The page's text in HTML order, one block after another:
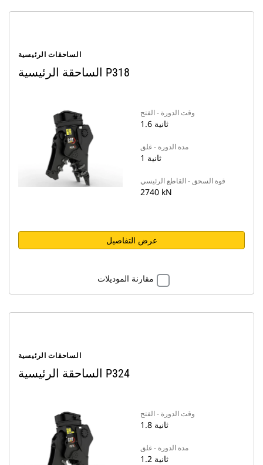
الساحقات الرئيسية
الساحقة الرئيسية P318
وقت الدورة - الفتح
1.6 ثانية
مدة الدورة - غلق
1 ثانية
قوة السحق - القاطع الرئيسي
2740 kN
عرض التفاصيل
مقارنة الموديلات
الساحقات الرئيسية
الساحقة الرئيسية P324
وقت الدورة - الفتح
1.8 ثانية
مدة الدورة - غلق
1.2 ثانية